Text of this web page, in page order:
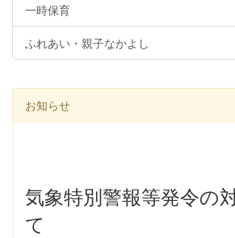
一時保育
ふれあい・親子なかよし
お知らせ
気象特別警報等発令の
て